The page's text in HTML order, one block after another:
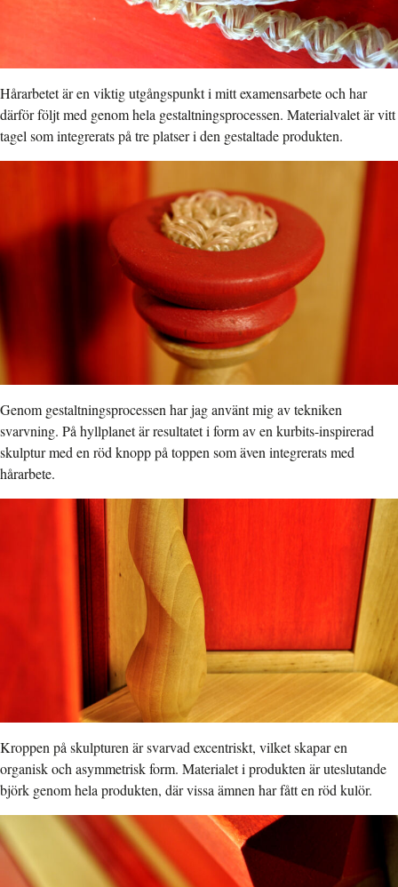
Hårarbetet är en viktig utgångspunkt i mitt examensarbete och har
därför följt med genom hela gestaltningsprocessen. Materialvalet är vitt
tagel som integrerats på tre platser i den gestaltade produkten.
Genom gestaltningsprocessen har jag använt mig av tekniken
svarvning. På hyllplanet är resultatet i form av en kurbits-inspirerad
skulptur med en röd knopp på toppen som även integrerats med
hårarbete.
Kroppen på skulpturen är svarvad excentriskt, vilket skapar en
organisk och asymmetrisk form. Materialet i produkten är uteslutande
björk genom hela produkten, där vissa ämnen har fått en röd kulör.